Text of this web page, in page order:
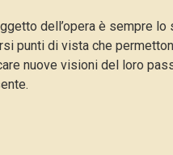
dell’opera è sempre
punti di vista che
nuove visioni del loro